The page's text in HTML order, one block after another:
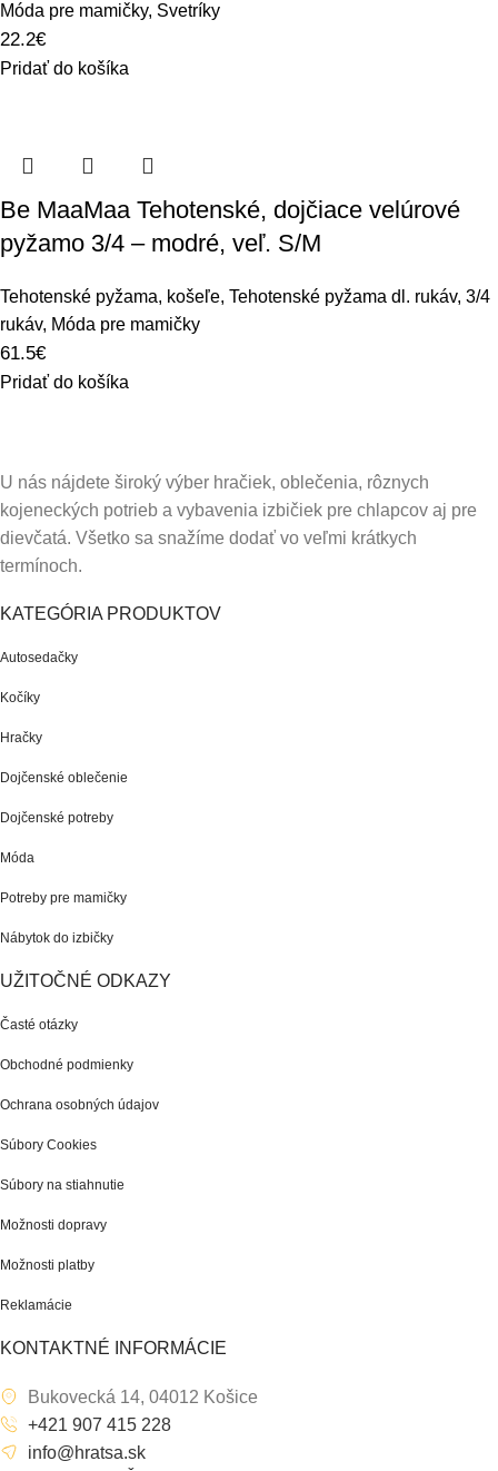
Móda pre mamičky, Svetríky
22.2€
Pridať do košíka
Be MaaMaa Tehotenské, dojčiace velúrové
pyžamo 3/4 – modré, veľ. S/M
Tehotenské pyžama, košeľe, Tehotenské pyžama dl. rukáv, 3/4
rukáv, Móda pre mamičky
61.5€
Pridať do košíka
U nás nájdete široký výber hračiek, oblečenia, rôznych
kojeneckých potrieb a vybavenia izbičiek pre chlapcov aj pre
dievčatá. Všetko sa snažíme dodať vo veľmi krátkych
termínoch.
KATEGÓRIA PRODUKTOV
Autosedačky
Kočíky
Hračky
Dojčenské oblečenie
Dojčenské potreby
Móda
Potreby pre mamičky
Nábytok do izbičky
UŽITOČNÉ ODKAZY
Časté otázky
Obchodné podmienky
Ochrana osobných údajov
Súbory Cookies
Súbory na stiahnutie
Možnosti dopravy
Možnosti platby
Reklamácie
KONTAKTNÉ INFORMÁCIE
Bukovecká 14, 04012 Košice
+421 907 415 228
info@hratsa.sk